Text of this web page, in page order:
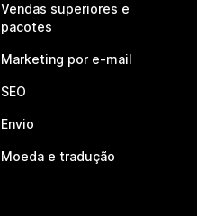
Vendas superiores e
pacotes
Marketing por e-mail
SEO
Envio
Moeda e tradução